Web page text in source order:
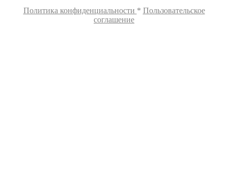
Политика конфиденциальности * Пользовательское
соглашение